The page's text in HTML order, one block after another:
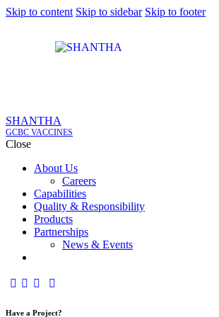
Skip to content Skip to sidebar Skip to footer
SHANTHA
GCBC VACCINES
Close
About Us
Careers
Capabilities
Quality & Responsibility
Products
Partnerships
News & Events
Have a Project?